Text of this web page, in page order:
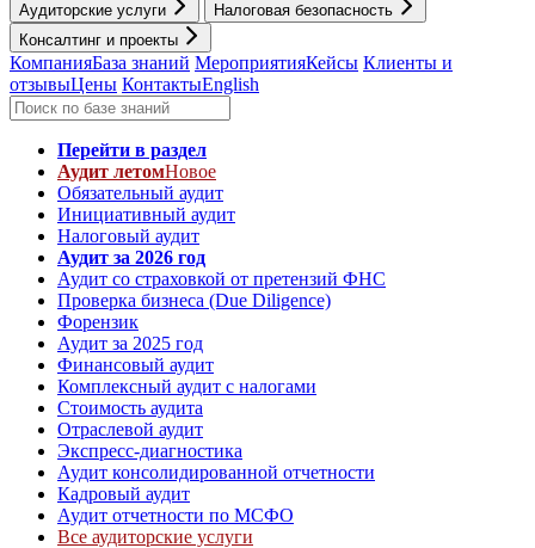
Аудиторские услуги
Налоговая безопасность
Консалтинг и проекты
КомпанияБаза знаний МероприятияКейсы Клиенты и
отзывыЦены КонтактыEnglish
Перейти в раздел
Аудит летомНовое
Обязательный аудит
Инициативный аудит
Налоговый аудит
Аудит за 2026 год
Аудит со страховкой от претензий ФНС
Проверка бизнеса (Due Diligence)
Форензик
Аудит за 2025 год
Финансовый аудит
Комплексный аудит с налогами
Стоимость аудита
Отраслевой аудит
Экспресс-диагностика
Аудит консолидированной отчетности
Кадровый аудит
Аудит отчетности по МСФО
Все аудиторские услуги